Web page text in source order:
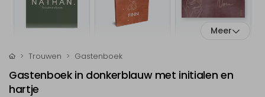
Meer
Trouwen Gastenboek
Gastenboek in donkerblauw met initialen en
hartje